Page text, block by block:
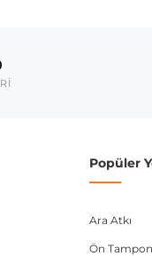
veya şasi numarası
Popüler
Ara Atkı
Ön Tampon